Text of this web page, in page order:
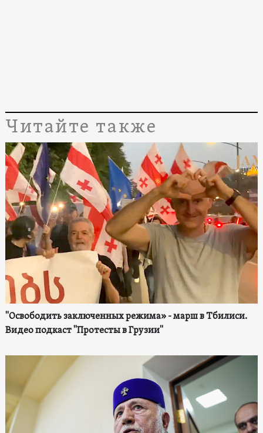
Читайте также
"Освободить заключенных режима» - марш в Тбилиси.
Видео подкаст "Протесты в Грузии"